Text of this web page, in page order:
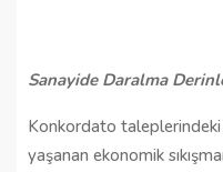
Sanayide Daralma
Konkordato taleplerindeki
yaşanan ekonomik